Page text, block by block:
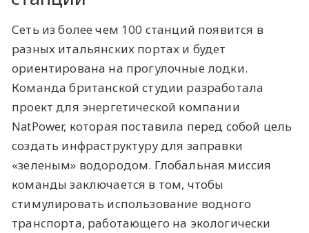
Сеть из более чем 100 станций появится в
разных итальянских портах и будет
ориентирована на прогулочные лодки.
Команда британской студии разработала
проект для энергетической компании
NatPower, которая поставила перед собой цель
создать инфраструктуру для заправки
«зеленым» водородом. Глобальная миссия
команды заключается в том, чтобы
стимулировать использование водного
транспорта, работающего на экологически